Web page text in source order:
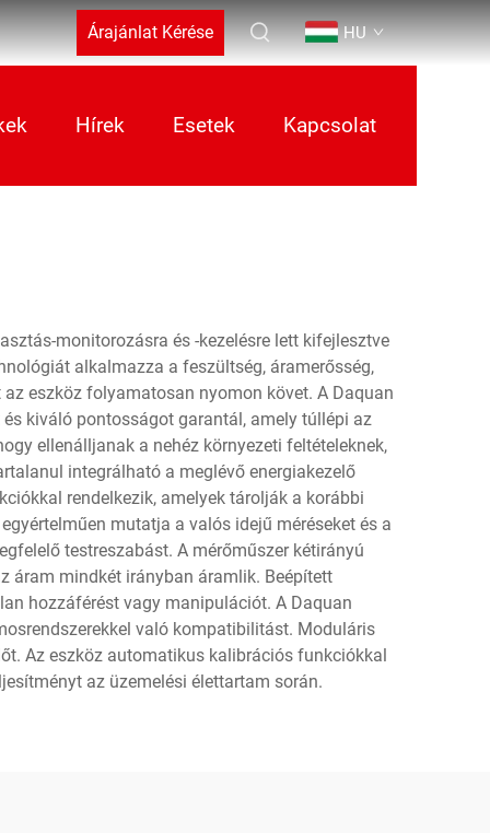
Árajánlat Kérése HU
Hírek Esetek Kapcsolat
monitorozásra és -kezelésre lett kifejlesztve
alkalmazza a feszültség, áramerősség,
eszköz folyamatosan nyomon követ. A Daquan
kiváló pontosságot garantál, amely túllépi az
ellenálljanak a nehéz környezeti feltételeknek,
integrálható a meglévő energiakezelő
rendelkezik, amelyek tárolják a korábbi
mutatja a valós idejű méréseket és a
testreszabást. A mérőműszer kétirányú
áram mindkét irányban áramlik. Beépített
hozzáférést vagy manipulációt. A Daquan
való kompatibilitást. Moduláris
Az eszköz automatikus kalibrációs funkciókkal
az üzemelési élettartam során.